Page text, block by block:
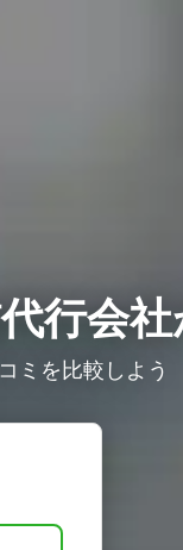
行会
ミを比較しよう